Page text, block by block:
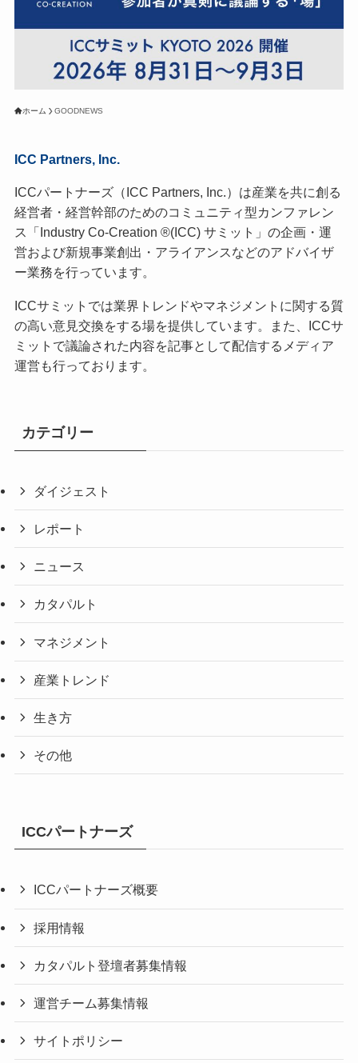
ホーム GOODNEWS
ICC Partners, Inc.
ICCパートナーズ（ICC Partners, Inc.）は産業を共に創る
経営者・経営幹部のためのコミュニティ型カンファレン
ス「Industry Co-Creation ®(ICC) サミット」の企画・運
営および新規事業創出・アライアンスなどのアドバイザ
ー業務を行っています。
ICCサミットでは業界トレンドやマネジメントに関する質
の高い意見交換をする場を提供しています。また、ICCサ
ミットで議論された内容を記事として配信するメディア
運営も行っております。
カテゴリー
ダイジェスト
レポート
ニュース
カタパルト
マネジメント
産業トレンド
生き方
その他
ICCパートナーズ
ICCパートナーズ概要
採用情報
カタパルト登壇者募集情報
運営チーム募集情報
サイトポリシー